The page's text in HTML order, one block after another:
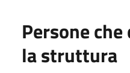
Persone
la struttura